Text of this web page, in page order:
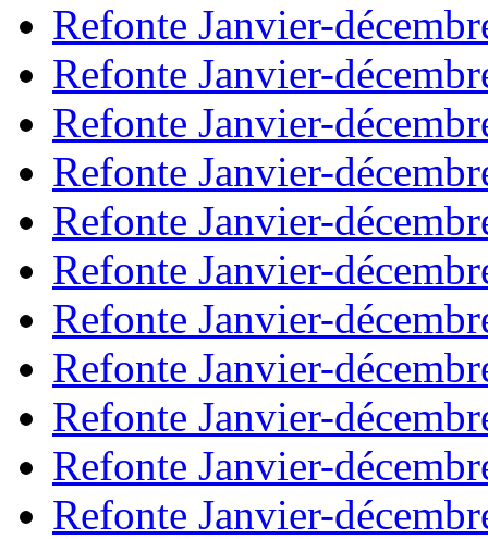
Refonte Janvier-
Refonte Janvier-
Refonte Janvier-
Refonte Janvier-
Refonte Janvier-
Refonte Janvier-
Refonte Janvier-
Refonte Janvier-
Refonte Janvier-
Refonte Janvier-
Refonte Janvier-